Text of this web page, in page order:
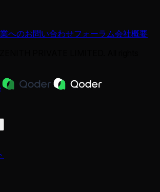
へのお問い合わせフォーラム会社概要